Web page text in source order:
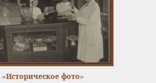
«Историческое фото»